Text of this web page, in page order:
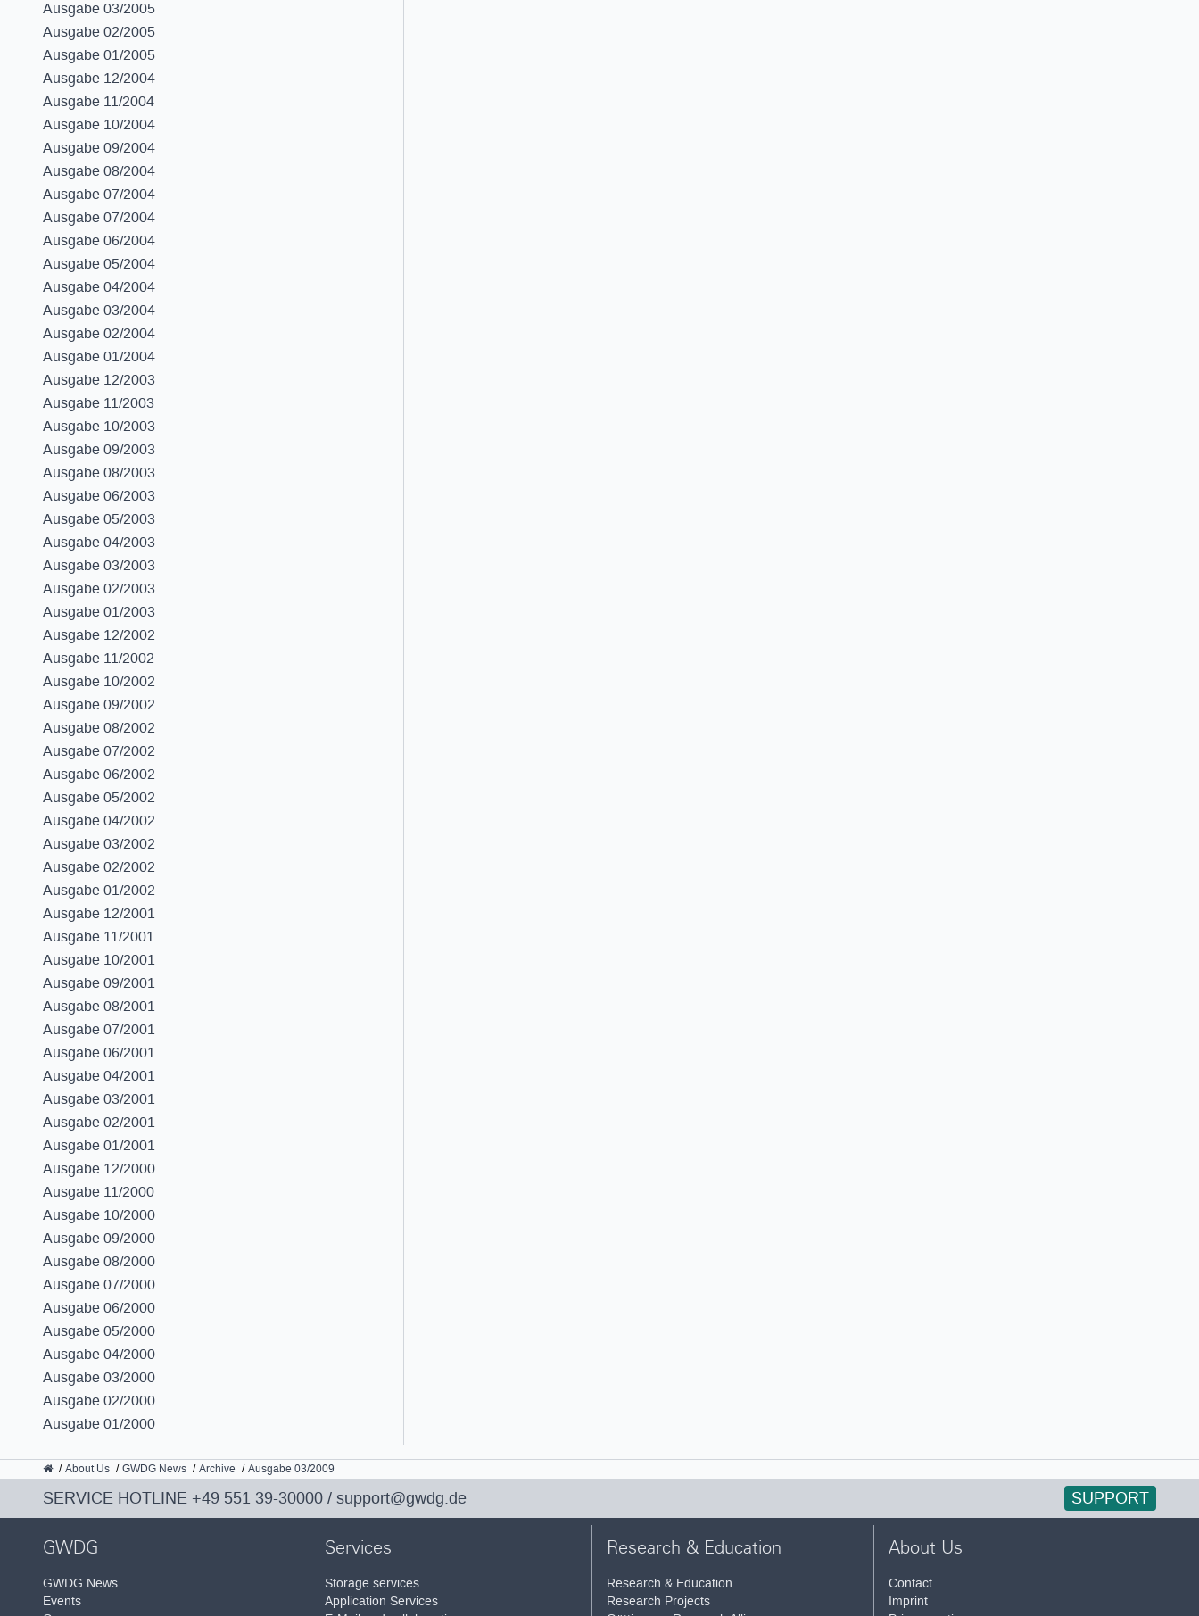
Ausgabe 03/2005
Ausgabe 02/2005
Ausgabe 01/2005
Ausgabe 12/2004
Ausgabe 11/2004
Ausgabe 10/2004
Ausgabe 09/2004
Ausgabe 08/2004
Ausgabe 07/2004
Ausgabe 07/2004
Ausgabe 06/2004
Ausgabe 05/2004
Ausgabe 04/2004
Ausgabe 03/2004
Ausgabe 02/2004
Ausgabe 01/2004
Ausgabe 12/2003
Ausgabe 11/2003
Ausgabe 10/2003
Ausgabe 09/2003
Ausgabe 08/2003
Ausgabe 06/2003
Ausgabe 05/2003
Ausgabe 04/2003
Ausgabe 03/2003
Ausgabe 02/2003
Ausgabe 01/2003
Ausgabe 12/2002
Ausgabe 11/2002
Ausgabe 10/2002
Ausgabe 09/2002
Ausgabe 08/2002
Ausgabe 07/2002
Ausgabe 06/2002
Ausgabe 05/2002
Ausgabe 04/2002
Ausgabe 03/2002
Ausgabe 02/2002
Ausgabe 01/2002
Ausgabe 12/2001
Ausgabe 11/2001
Ausgabe 10/2001
Ausgabe 09/2001
Ausgabe 08/2001
Ausgabe 07/2001
Ausgabe 06/2001
Ausgabe 04/2001
Ausgabe 03/2001
Ausgabe 02/2001
Ausgabe 01/2001
Ausgabe 12/2000
Ausgabe 11/2000
Ausgabe 10/2000
Ausgabe 09/2000
Ausgabe 08/2000
Ausgabe 07/2000
Ausgabe 06/2000
Ausgabe 05/2000
Ausgabe 04/2000
Ausgabe 03/2000
Ausgabe 02/2000
Ausgabe 01/2000
GWDG
About Us GWDG News Archive Ausgabe 03/2009
SERVICE HOTLINE +49 551 39-30000 / support@gwdg.de SUPPORT
GWDG
GWDG News
Events
Services
Storage services
Application Services
Research & Education
Research & Education
Research Projects
About Us
Contact
Imprint